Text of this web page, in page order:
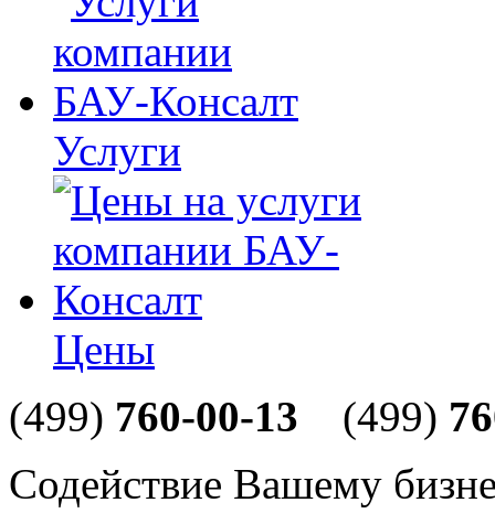
Услуги
Цены
(499) 760-00-13 (499)
Содействие Вашему